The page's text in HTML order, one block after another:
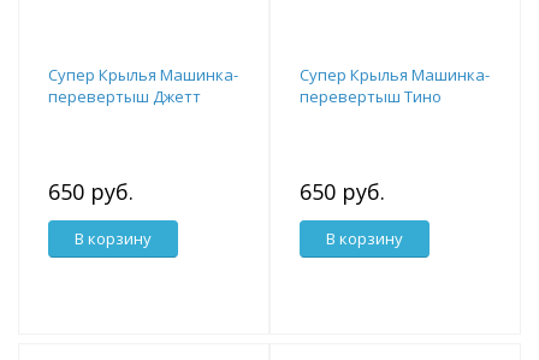
Супер Крылья Машинка-
перевертыш Джетт
650 руб.
В корзину
Супер Крылья Машинка-
перевертыш Тино
650 руб.
В корзину